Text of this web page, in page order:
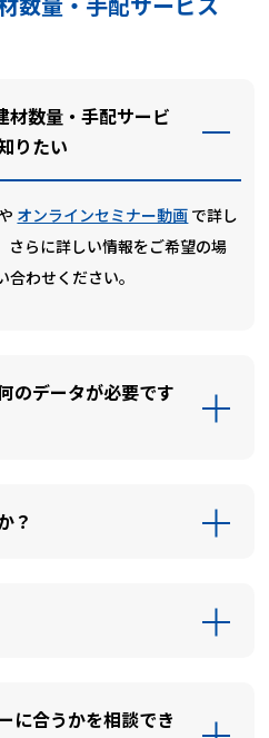
数量・手配サービ
りたい
や オンラインセミナー動画 で詳し
さらに詳しい情報をご希望の場
わせください。
のデータが必要です
？
に合うかを相談でき